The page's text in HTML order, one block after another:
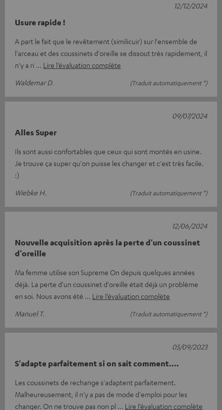
Usure rapide !
A part le fait que le revêtement (similicuir) sur l'ensemble de
l'arceau et des coussinets d'oreille se dissout très rapidement, il
n'y a ri
Lire l’évaluation complète
Waldemar D.
(Traduit automatiquement *)
12/12/2024
Alles Super
Ils sont aussi confortables que ceux qui sont montés en usine.
Je trouve ça super qu'on puisse les changer et c'est très facile.
:)
Wiebke H.
(Traduit automatiquement *)
09/07/2024
Nouvelle acquisition après la perte d'un coussinet
d'oreille
Ma femme utilise son Supreme On depuis quelques années
déjà. La perte d'un coussinet d'oreille était déjà un problème
en soi. Nous avons été
Lire l’évaluation complète
Manuel T.
(Traduit automatiquement *)
12/06/2024
S'adapte parfaitement si on sait comment....
Les coussinets de rechange s'adaptent parfaitement.
Malheureusement, il n'y a pas de mode d'emploi pour les
changer. On ne trouve pas non pl
Lire l’évaluation complète
05/09/2023